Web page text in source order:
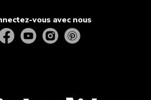
vous avec nous